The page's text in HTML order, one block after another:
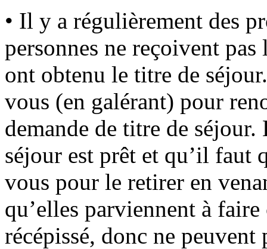
• Il y a régulièrement des
personnes ne reçoivent
ont obtenu le titre de
vous (en galérant) pour
demande de titre de
séjour est prêt et qu’il faut
vous pour le retirer en
qu’elles parviennent à
récépissé, donc ne